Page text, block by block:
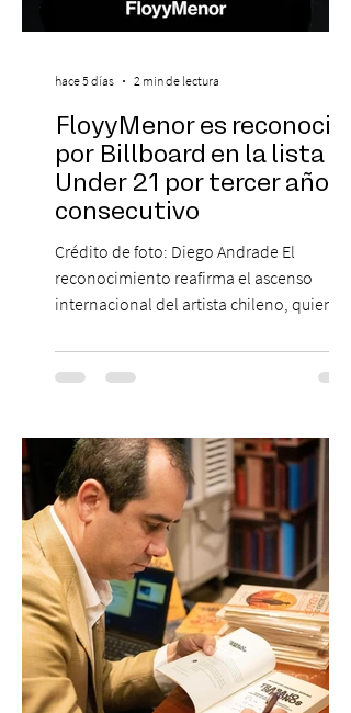
FloyyMenor es reconocido
por Billboard en la lista 21
Under 21 por tercer año
consecutivo
Crédito de foto: Diego Andrade El
reconocimiento reafirma el ascenso
internacional del artista chileno, quien
en la escena global. MIAMI, FL (3 de agosto
de 2026) — FloyyMenor ha sido
Under 21 por tercer año consecutivo,
formando parte una vez más de la
selección anual de la publicación que
destaca a los artistas menores de 21 años
más influyentes de la industria musical.
Este reconocimiento reaf
hace 5 días 2 min de lectura